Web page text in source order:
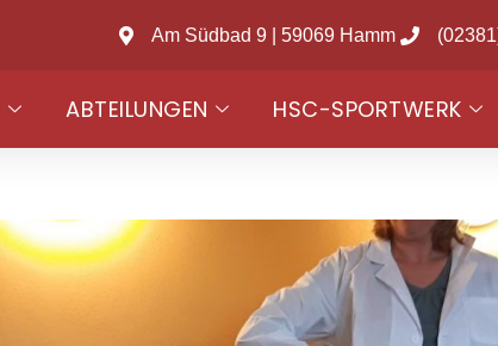
Am Südbad 9 | 59069 Hamm
ABTEILUNGEN HSC-SPORTWERK